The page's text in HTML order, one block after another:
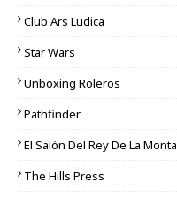
Club Ars Ludica
Star Wars
Unboxing Roleros
Pathfinder
El Salón Del Rey De La
The Hills Press